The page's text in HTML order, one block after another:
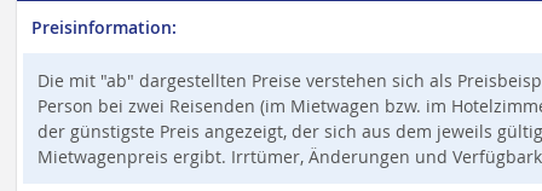
Preisinformation:
Die mit "ab" dargestellten Preise verstehen sich als
Person bei zwei Reisenden (im Mietwagen bzw. im
der günstigste Preis angezeigt, der sich aus dem jeweils
Mietwagenpreis ergibt. Irrtümer, Änderungen und